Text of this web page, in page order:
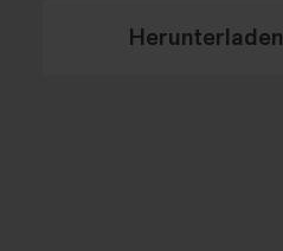
Herunterladen